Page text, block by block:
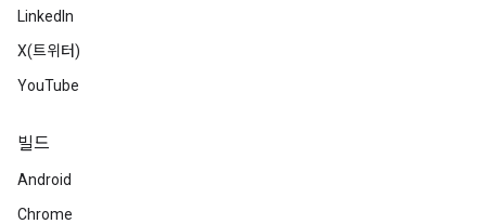
LinkedIn
X(트위터)
YouTube
빌드
Android
Chrome